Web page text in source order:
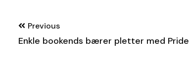
Post
navigation
Previous
Enkle bookends bærer pletter med Pride